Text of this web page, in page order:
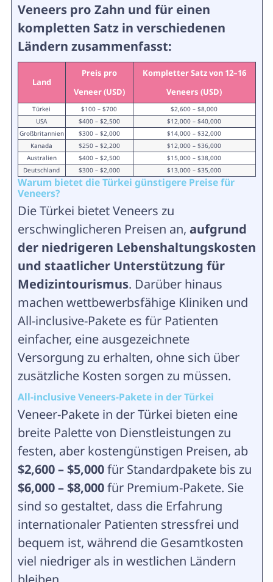
Veneers pro Zahn und für einen
kompletten Satz in verschiedenen
Ländern zusammenfasst:
Land
Preis pro
Veneer (USD)
Kompletter Satz von 12–16
Veneers (USD)
Türkei $100 – $700
$2,600 – $8,000
USA
$400 – $2,500
$12,000 – $40,000
Großbritannien
$300 – $2,000
$14,000 – $32,000
Kanada
$250 – $2,200
$12,000 – $36,000
Australien
$400 – $2,500
$15,000 – $38,000
Deutschland
$300 – $2,000 $13,000 – $35,000
Warum bietet die Türkei günstigere Preise für
Veneers?
Die Türkei bietet Veneers zu
erschwinglicheren Preisen an, aufgrund
der niedrigeren Lebenshaltungskosten
und staatlicher Unterstützung für
Medizintourismus. Darüber hinaus
machen wettbewerbsfähige Kliniken und
All-inclusive-Pakete es für Patienten
einfacher, eine ausgezeichnete
Versorgung zu erhalten, ohne sich über
zusätzliche Kosten sorgen zu müssen.
All-inclusive Veneers-Pakete in der Türkei
Veneer-Pakete in der Türkei bieten eine
breite Palette von Dienstleistungen zu
festen, aber kostengünstigen Preisen, ab
$2,600 – $5,000für Standardpakete bis zu
$6,000 – $8,000für Premium-Pakete. Sie
sind so gestaltet, dass die Erfahrung
internationaler Patienten stressfrei und
bequem ist, während die Gesamtkosten
viel niedriger als in westlichen Ländern